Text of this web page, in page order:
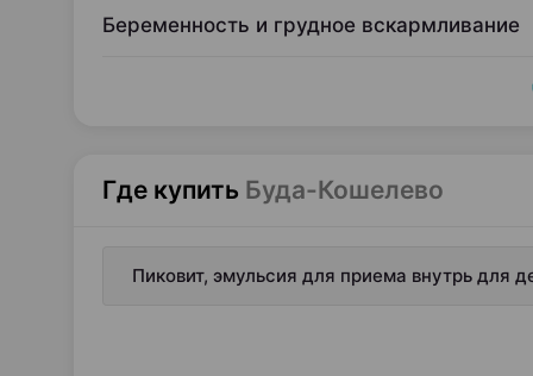
Беременность и грудное вскармливание
Где купить Буда-Кошелево
Пиковит, эмульсия для приема внутрь для